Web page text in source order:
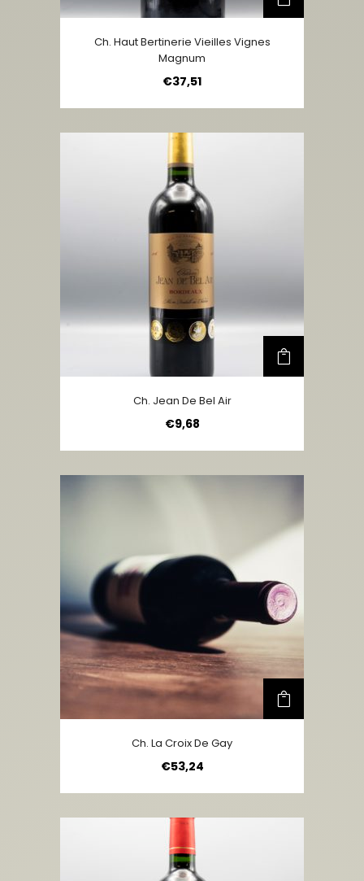
Ch. Haut Bertinerie Vieilles Vignes
Magnum
€37,51
Ch. Jean De Bel Air
€9,68
Ch. La Croix De Gay
€53,24